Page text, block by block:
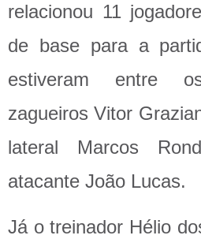
relacionou 11
de base para a
estiveram entre
zagueiros Vitor
lateral Marcos
atacante João Lucas.
Já o treinador Hélio